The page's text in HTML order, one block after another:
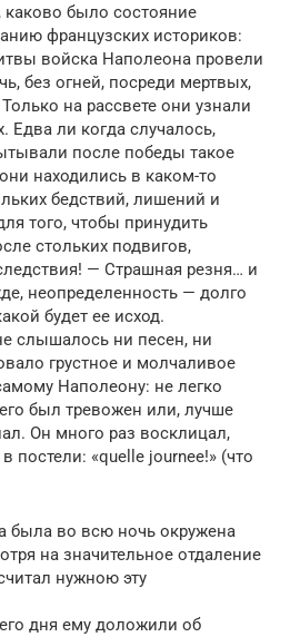
было состояние
французских историков:
войска Наполеона провели
без огней, посреди мертвых,
на рассвете они узнали
Едва ли когда случалось,
после победы такое
находились в каком-то
бедствий, лишений и
того, чтобы принудить
стольких подвигов,
— Страшная резня… и
неопределенность — долго
будет ее исход.
слышалось ни песен, ни
грустное и молчаливое
Наполеону: не легко
был тревожен или, лучше
Он много раз восклицал,
постели: «quelle journee!» (что
была во всю ночь окружена
на значительное отдаление
нужною эту
дня ему доложили об